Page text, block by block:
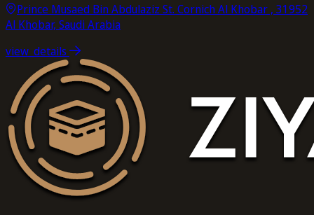
Prince Musaed Bin Abdulaziz St. Cornich Al Khobar , 31952
Al Khobar, Saudi Arabia
view_details